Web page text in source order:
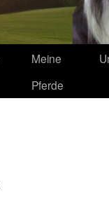
Meine
Pferde